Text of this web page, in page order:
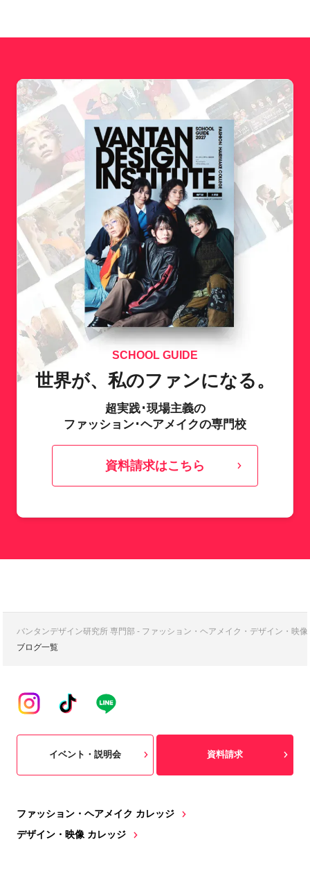
SCHOOL GUIDE
世界が、私のファンになる。
超実践･現場主義の
ファッション･ヘアメイクの専門校
資料請求はこちら
バンタンデザイン研究所 専門部 - ファッション・ヘアメイク・デザイン・映
ブログ一覧
ファッション・ヘアメイク カレッジ
デザイン・映像 カレッジ
イベント・説明会 資料請求